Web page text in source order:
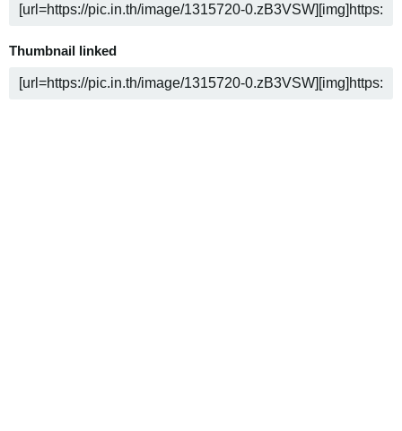
Thumbnail linked